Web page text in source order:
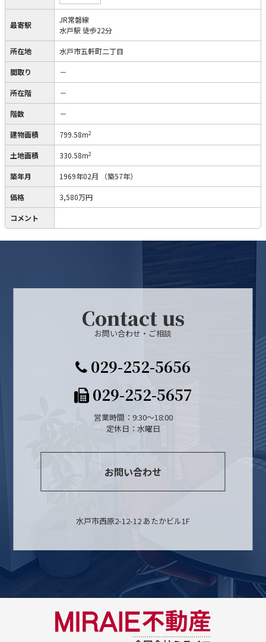
最寄駅
JR常磐線
水戸駅 徒歩22分
所在地 水戸市五軒町二丁目
間取り －
所在階 －
階数 －
建物面積 799.58m2
土地面積 330.58m2
築年月 1969年02月 （築57年）
価格 3,580万円
コメント
Contact us
お問い合わせ・ご相談
029-252-5656
029-252-5657
営業時間：9:30～18:00
定休日：水曜日
お問い合わせ
水戸市西原2-12-12 あたかビル1F